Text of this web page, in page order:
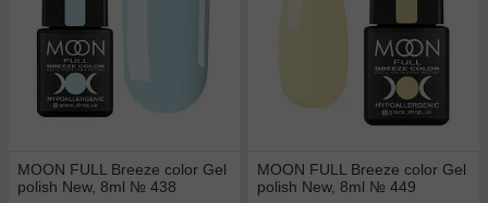
MOON FULL Breeze color Gel
polish New, 8ml № 438
MOON FULL Breeze color Gel
polish New, 8ml № 449